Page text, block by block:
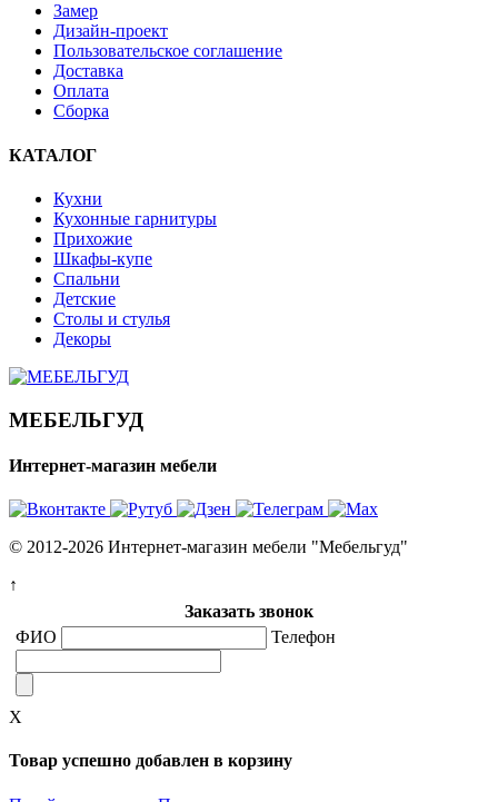
Замер
Дизайн-проект
Пользовательское соглашение
Доставка
Оплата
Сборка
КАТАЛОГ
Кухни
Кухонные гарнитуры
Прихожие
Шкафы-купе
Спальни
Детские
Столы и стулья
Декоры
МЕБЕЛЬГУД
Интернет-магазин мебели
© 2012-2026 Интернет-магазин мебели "Мебельгуд"
↑
Заказать звонок
ФИО
Телефон
X
Товар успешно добавлен в корзину